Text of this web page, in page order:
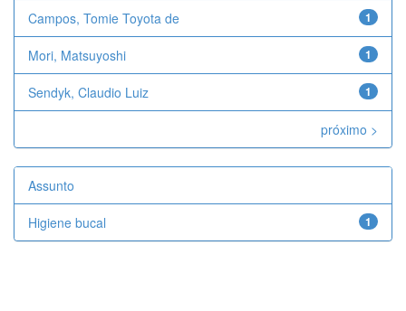
1
Campos, Tomie Toyota de
1
Mori, Matsuyoshi
1
Sendyk, Claudio Luiz
próximo >
Assunto
1
Higiene bucal